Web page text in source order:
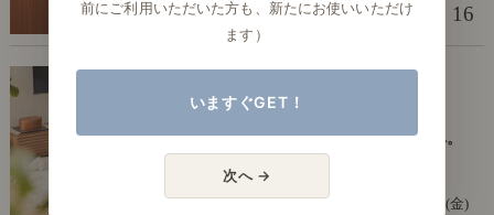
16
僕と私の愛用品
【わたしの愛用品】「こたつ×ラ
グ」の組み合わせでお悩みの方へ。
コーディネート例をご紹介
2024年10月18日(金)
前にご利用いただいた方も、新たにお使いいただけ
ます）
いますぐGET！
次へ →